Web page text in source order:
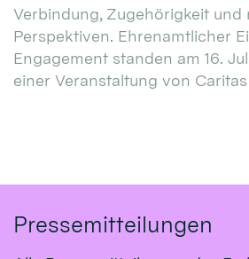
Verbindung, Zugehörigkeit und
Perspektiven. Ehrenamtlicher
Engagement standen am 16.
einer Veranstaltung von
Pressemitteilungen